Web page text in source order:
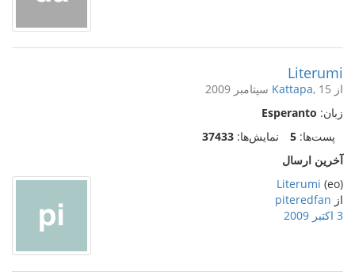
Literumi
از Kattapa, 15 سپتامبر 2009
زبان: Esperanto
پست‌ها: 5 نمایش‌ها: 37433
آخرین ارسال
(eo)
Literumi
از piteredfan
3 اکتبر 2009